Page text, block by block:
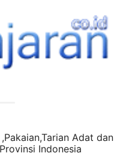
Adat dan
Indonesia